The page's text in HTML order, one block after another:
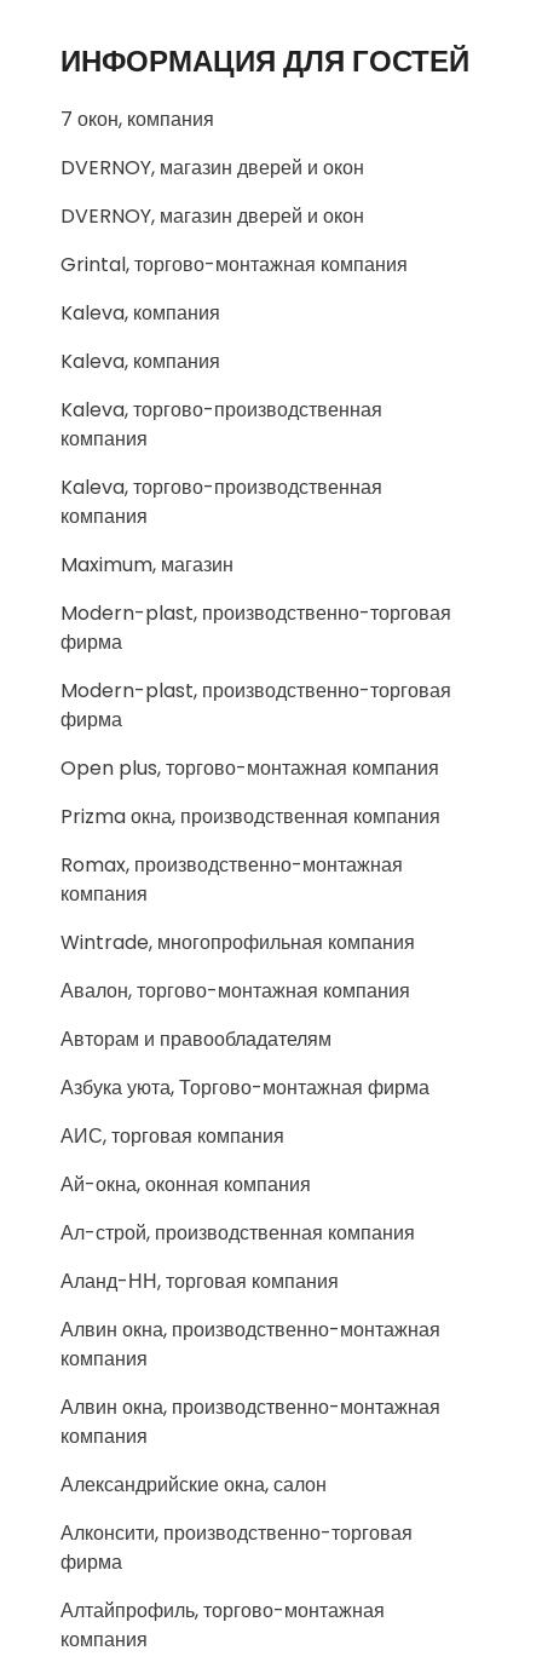
ИНФОРМАЦИЯ ДЛЯ ГОСТЕЙ
7 окон, компания
DVERNOY, магазин дверей и окон
DVERNOY, магазин дверей и окон
Grintal, торгово-монтажная компания
Kaleva, компания
Kaleva, компания
Kaleva, торгово-производственная
компания
Kaleva, торгово-производственная
компания
Maximum, магазин
Modern-plast, производственно-торговая
фирма
Modern-plast, производственно-торговая
фирма
Open plus, торгово-монтажная компания
Prizma окна, производственная компания
Romax, производственно-монтажная
компания
Wintrade, многопрофильная компания
Авалон, торгово-монтажная компания
Авторам и правообладателям
Азбука уюта, Торгово-монтажная фирма
АИС, торговая компания
Ай-окна, оконная компания
Ал-строй, производственная компания
Аланд-НН, торговая компания
Алвин окна, производственно-монтажная
компания
Алвин окна, производственно-монтажная
компания
Александрийские окна, салон
Алконсити, производственно-торговая
фирма
Алтайпрофиль, торгово-монтажная
компания